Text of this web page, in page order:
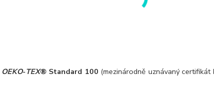
OEKO-TEX® Standard 100 (mezinárodně uznávaný